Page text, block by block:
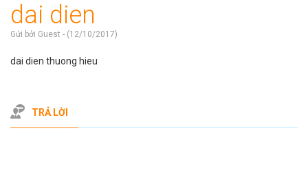
dai dien
Gửi bởi Guest - (12/10/2017)
dai dien thuong hieu
TRẢ LỜI